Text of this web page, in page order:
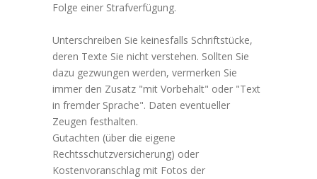
Folge einer Strafverfügung.
Unterschreiben Sie keinesfalls Schriftstücke,
deren Texte Sie nicht verstehen. Sollten Sie
dazu gezwungen werden, vermerken Sie
immer den Zusatz "mit Vorbehalt" oder "Text
in fremder Sprache". Daten eventueller
Zeugen festhalten.
Gutachten (über die eigene
Rechtsschutzversicherung) oder
Kostenvoranschlag mit Fotos der